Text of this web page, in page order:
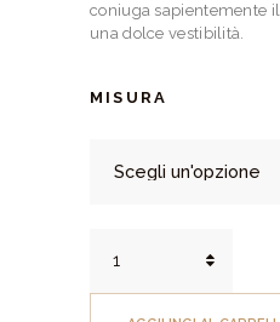
coniuga sapientemente
una dolce vestibilità.
MISURA
Tasmania